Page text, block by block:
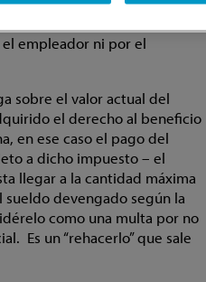
que pagar por el pago
empleador ni por el
sobre el valor actual del
el derecho al beneficio
en ese caso el pago del
a dicho impuesto – el
llegar a la cantidad máxima
devengado según la
como una multa por no
Es un “rehacerlo” que sale